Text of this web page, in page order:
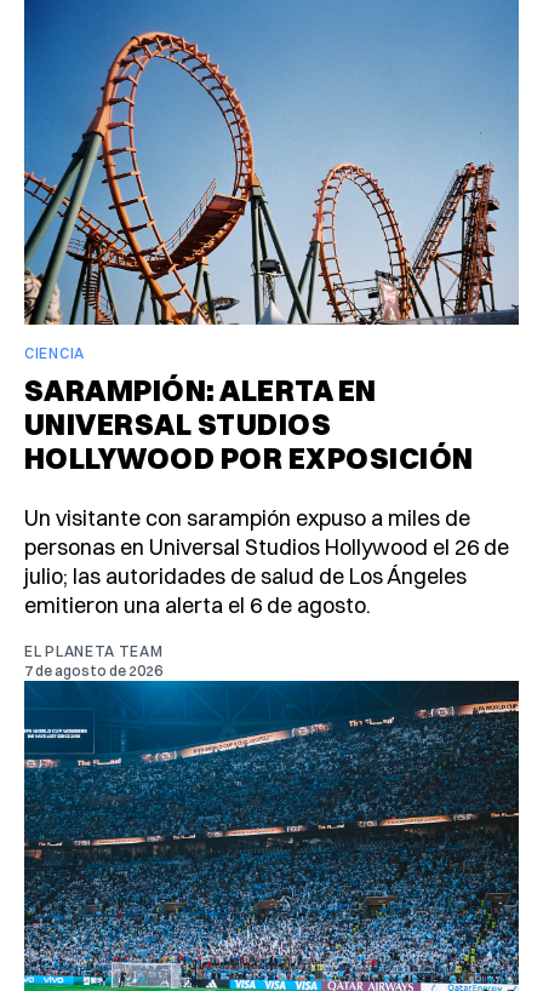
CIENCIA
SARAMPIÓN: ALERTA EN
UNIVERSAL STUDIOS
HOLLYWOOD POR EXPOSICIÓN
Un visitante con sarampión expuso a miles de
personas en Universal Studios Hollywood el 26 de
julio; las autoridades de salud de Los Ángeles
emitieron una alerta el 6 de agosto.
EL PLANETA TEAM
7 de agosto de 2026